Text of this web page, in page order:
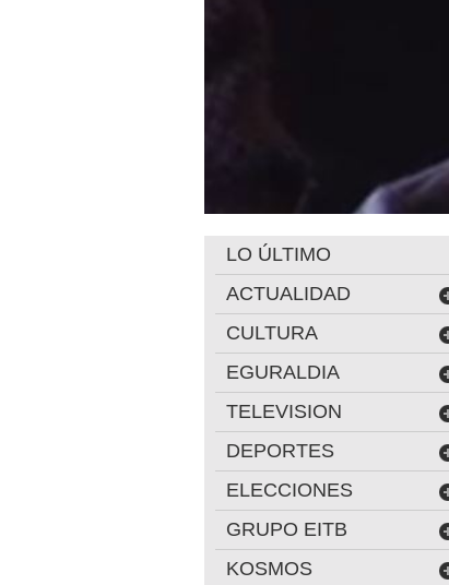
LO ÚLTIMO
ACTUALIDAD
CULTURA
EGURALDIA
TELEVISION
DEPORTES
ELECCIONES
GRUPO EITB
KOSMOS